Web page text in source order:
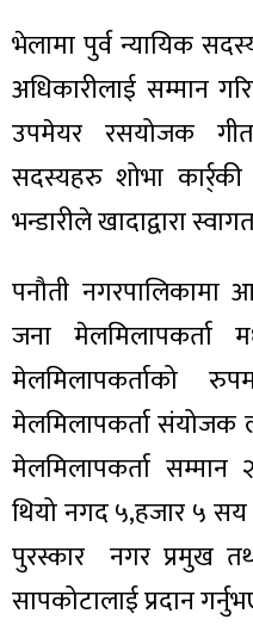
भेलामा पुर्व न्यायिक
अधिकारीलाई सम्मान
उपमेयर रसयोजक
सदस्यहरु शोभा कार्र्की
भन्डारीले खादाद्वारा
पनौती
जना मेलमिलापकर्ता
मेलमिलापकर्ताको
मेलमिलापकर्ता संयोजक
मेलमिलापकर्ता
थियो नगद ५,हजार ५ सय
पुरस्कार नगर प्रमुख
सापकोटालाई प्रदान